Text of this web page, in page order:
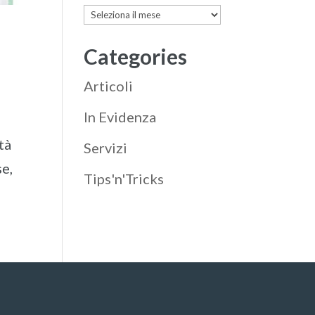
Archives
Categories
Articoli
In Evidenza
Servizi
Tips'n'Tricks